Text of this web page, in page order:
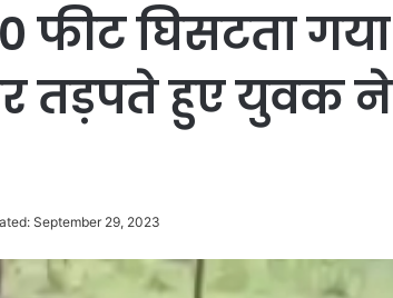
फीट घिसटता गया
तड़पते हुए युवक ने
September 29, 2023